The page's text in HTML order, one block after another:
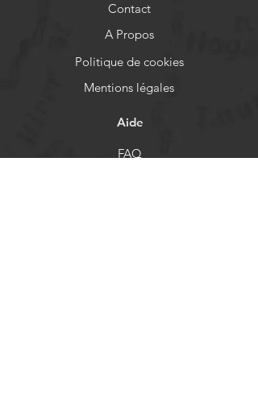
Contact
A Propos
Politique de cookies
Mentions légales
Aide
FAQ